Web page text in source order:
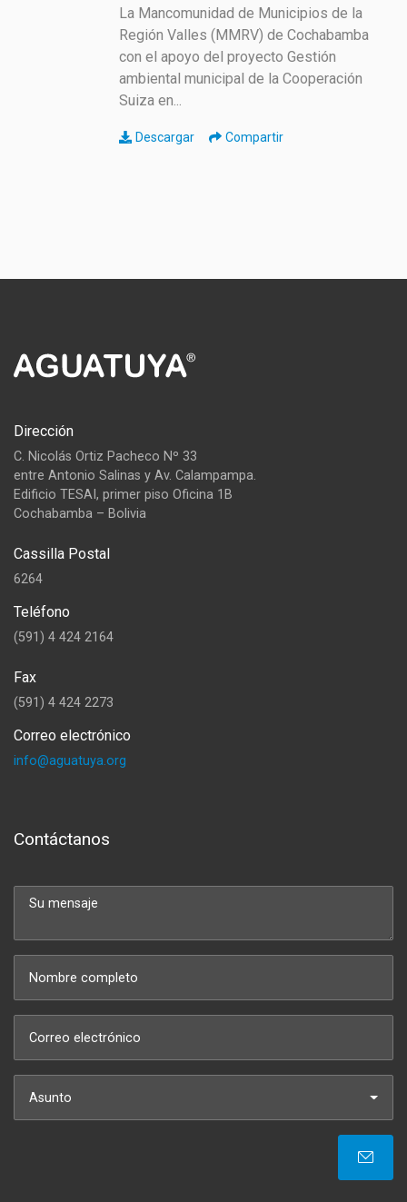
La Mancomunidad de Municipios de la
Región Valles (MMRV) de Cochabamba
con el apoyo del proyecto Gestión
ambiental municipal de la Cooperación
Suiza en...
Descargar Compartir
Dirección
C. Nicolás Ortiz Pacheco Nº 33
entre Antonio Salinas y Av. Calampampa.
Edificio TESAI, primer piso Oficina 1B
Cochabamba – Bolivia
Cassilla Postal
6264
Teléfono
(591) 4 424 2164
Fax
(591) 4 424 2273
Correo electrónico
info@aguatuya.org
Contáctanos
Asunto